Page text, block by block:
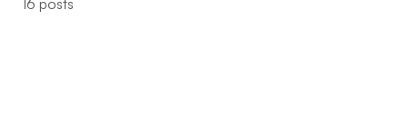
16 posts